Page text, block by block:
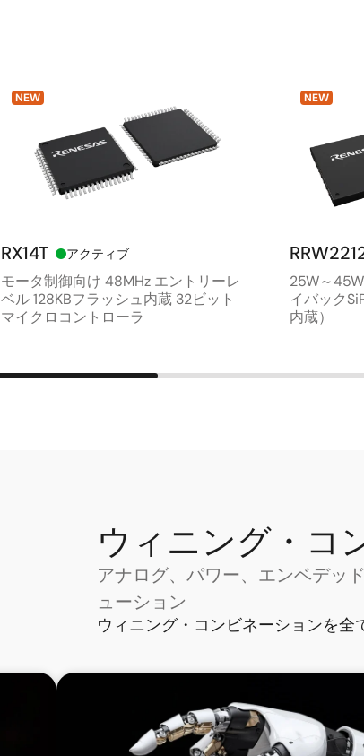
NEW
RX14T アクティブ
モータ制御向け 48MHz エントリーレ
ベル 128KBフラッシュ内蔵 32ビット
マイクロコントローラ
NEW
25W～
イバック
内蔵）
ウィニング・コ
アナログ、パワー、エンベデッ
ューション
ウィニング・コンビネーションを全